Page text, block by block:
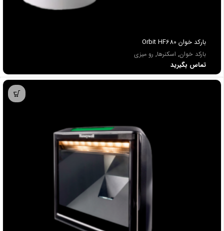
باركد خوان Orbit HF680
بارکد خوان, اسکنرها, رو میزی
تماس بگیرید